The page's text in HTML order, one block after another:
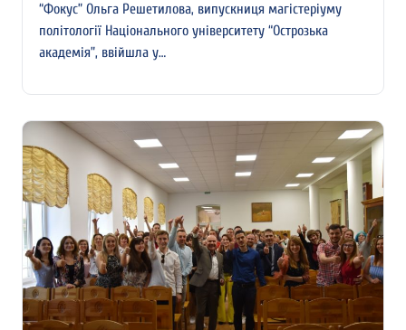
“Фокус” Ольга Решетилова, випускниця магістеріуму
політології Національного університету “Острозька
академія”, ввійшла у…